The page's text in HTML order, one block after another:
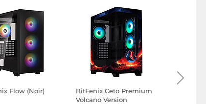
Flow (Noir)
BitFenix Ceto Premium
Volcano Version